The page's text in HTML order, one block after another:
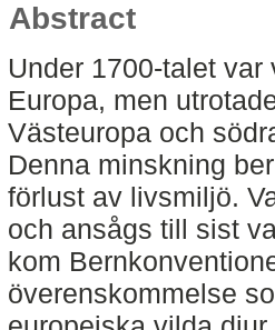
Abstract
Under 1700-talet
Europa, men
Västeuropa och
Denna minskning
förlust av livsmiljö.
och ansågs till sist
kom
överenskommelse